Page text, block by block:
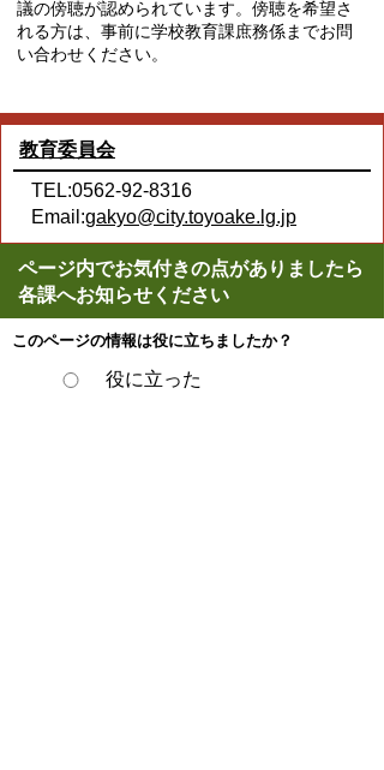
議の傍聴が認められています。傍聴を希望さ
れる方は、事前に学校教育課庶務係までお問
い合わせください。
教育委員会
TEL:0562-92-8316
Email:gakyo@city.toyoake.lg.jp
ページ内でお気付きの点がありましたら
各課へお知らせください
このページの情報は役に立ちましたか？
役に立った